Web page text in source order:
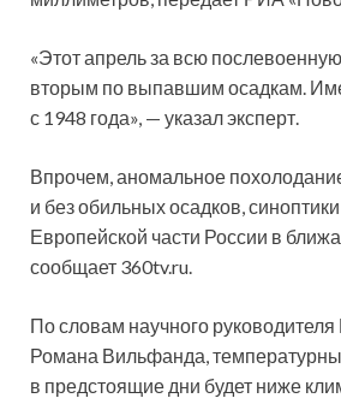
«Этот апрель за всю
вторым по выпавшим осадкам.
с 1948 года», — указал эксперт.
Впрочем, аномальное
и без обильных осадков,
Европейской части России в
сообщает 360tv.ru.
По словам научного
Романа Вильфанда,
в предстоящие дни будет ниже